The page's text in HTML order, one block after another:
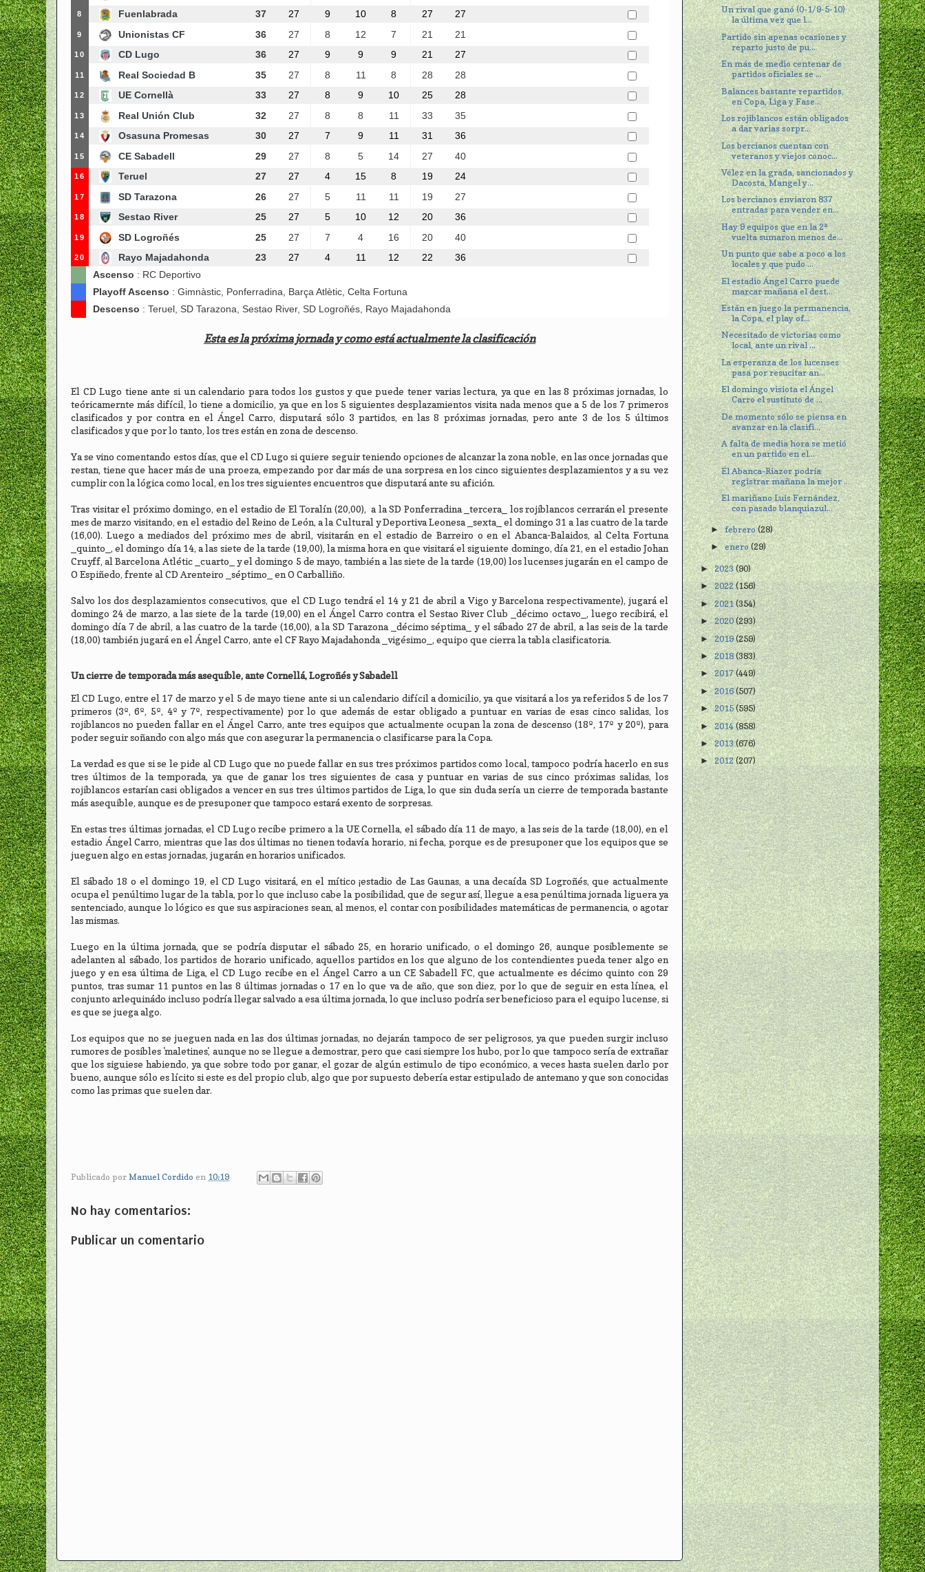
8 Fuenlabrada 37 27 9 10 8 27 27
9 Unionistas CF 36 27 8 12 7 21 21
10 CD Lugo 36 27 9 9 9 21 27
11 Real Sociedad B 35 27 8 11 8 28 28
12 UE Cornellà 33 27 8 9 10 25 28
13 Real Unión Club 32 27 8 8 11 33 35
14 Osasuna Promesas 30 27 7 9 11 31 36
15 CE Sabadell 29 27 8 5 14 27 40
16 Teruel 27 27 4 15 8 19 24
17 SD Tarazona 26 27 5 11 11 19 27
18 Sestao River 25 27 5 10 12 20 36
19 SD Logroñés 25 27 7 4 16 20 40
20 Rayo Majadahonda 23 27 4 11 12 22
36
Ascenso : RC Deportivo
Playoff Ascenso : Gimnàstic, Ponferradina, Barça Atlètic, Celta Fortuna
Descenso : Teruel, SD Tarazona, Sestao River, SD Logroñés, Rayo Majadahonda
Esta es la próxima jornada y como está actualmente la clasificación
El CD Lugo tiene ante si un calendario para todos los gustos y que puede tener varias lectura, ya que en las 8 próximas jornadas, lo
teóricamernte más difícil, lo tiene a domicilio, ya que en los 5 siguientes desplazamientos visita nada menos que a 5 de los 7 primeros
clasificados y por contra en el Ángel Carro, disputará sólo 3 partidos, en las 8 próximas jornadas, pero ante 3 de los 5 últimos
clasificados y que por lo tanto, los tres están en zona de descenso.
Ya se vino comentando estos días, que el CD Lugo si quiere seguir teniendo opciones de alcanzar la zona noble, en las once jornadas que
restan, tiene que hacer más de una proeza, empezando por dar más de una sorpresa en los cinco siguientes desplazamientos y a su vez
cumplir con la lógica como local, en los tres siguientes encuentros que disputará ante su afición.
Tras visitar el próximo domingo, en el estadio de El Toralín (20,00), a la SD Ponferradina _tercera_ los rojiblancos cerrarán el presente
mes de marzo visitando, en el estadio del Reino de León, a la Cultural y Deportiva Leonesa _sexta_ el domingo 31 a las cuatro de la tarde
(16,00). Luego a mediados del próximo mes de abril, visitarán en el estadio de Barreiro o en el Abanca-Balaidos, al Celta Fortuna
_quinto_, el domingo día 14, a las siete de la tarde (19,00), la misma hora en que visitará el siguiente domingo, día 21, en el estadio Johan
Cruyff, al Barcelona Atlétic _cuarto_ y el domingo 5 de mayo, también a las siete de la tarde (19,00) los lucenses jugarán en el campo de
O Espiñedo, frente al CD Arenteiro _séptimo_ en O Carballiño.
Salvo los dos desplazamientos consecutivos, que el CD Lugo tendrá el 14 y 21 de abril a Vigo y Barcelona respectivamente), jugará el
domingo 24 de marzo, a las siete de la tarde (19,00) en el Ángel Carro contra el Sestao River Club _décimo octavo_, luego recibirá, el
domingo día 7 de abril, a las cuatro de la tarde (16,00), a la SD Tarazona _décimo séptima_ y el sábado 27 de abril, a las seis de la tarde
(18,00) también jugará en el Ángel Carro, ante el CF Rayo Majadahonda _vigésimo_, equipo que cierra la tabla clasificatoria.
Un cierre de temporada más asequible, ante Cornellá, Logroñés y Sabadell
El CD Lugo, entre el 17 de marzo y el 5 de mayo tiene ante si un calendario difícil a domicilio, ya que visitará a los ya referidos 5 de los 7
primeros (3º, 6º, 5º, 4º y 7º, respectivamente) por lo que además de estar obligado a puntuar en varias de esas cinco salidas, los
rojiblancos no pueden fallar en el Ángel Carro, ante tres equipos que actualmente ocupan la zona de descenso (18º, 17º y 20º), para
poder seguir soñando con algo más que con asegurar la permanencia o clasificarse para la Copa.
La verdad es que si se le pide al CD Lugo que no puede fallar en sus tres próximos partidos como local, tampoco podría hacerlo en sus
tres últimos de la temporada, ya que de ganar los tres siguientes de casa y puntuar en varias de sus cinco próximas salidas, los
rojiblancos estarían casi obligados a vencer en sus tres últimos partidos de Liga, lo que sin duda sería un cierre de temporada bastante
más asequible, aunque es de presuponer que tampoco estará exento de sorpresas.
En estas tres últimas jornadas, el CD Lugo recibe primero a la UE Cornella, el sábado día 11 de mayo, a las seis de la tarde (18,00), en el
estadio Ángel Carro, mientras que las dos últimas no tienen todavía horario, ni fecha, porque es de presuponer que los equipos que se
jueguen algo en estas jornadas, jugarán en horarios unificados.
El sábado 18 o el domingo 19, el CD Lugo visitará, en el mítico ¡estadio de Las Gaunas, a una decaída SD Logroñés, que actualmente
ocupa el penúltimo lugar de la tabla, por lo que incluso cabe la posibilidad, que de segur así, llegue a esa penúltima jornada liguera ya
sentenciado, aunque lo lógico es que sus aspiraciones sean, al menos, el contar con posibilidades matemáticas de permanencia, o agotar
las mismas.
Luego en la última jornada, que se podría disputar el sábado 25, en horario unificado, o el domingo 26, aunque posiblemente se
adelanten al sábado, los partidos de horario unificado, aquellos partidos en los que alguno de los contendientes pueda tener algo en
juego y en esa última de Liga, el CD Lugo recibe en el Ángel Carro a un CE Sabadell FC, que actualmente es décimo quinto con 29
puntos, tras sumar 11 puntos en las 8 últimas jornadas o 17 en lo que va de año, que son diez, por lo que de seguir en esta línea, el
conjunto arlequinádo incluso podría llegar salvado a esa última jornada, lo que incluso podría ser beneficioso para el equipo lucense, si
es que se juega algo.
Los equipos que no se jueguen nada en las dos últimas jornadas, no dejarán tampoco de ser peligrosos, ya que pueden surgir incluso
rumores de posibles 'maletines', aunque no se llegue a demostrar, pero que casi siempre los hubo, por lo que tampoco sería de extrañar
que los siguiese habiendo, ya que sobre todo por ganar, el gozar de algún estimulo de tipo económico, a veces hasta suelen darlo por
bueno, aunque sólo es lícito si este es del propio club, algo que por supuesto debería estar estipulado de antemano y que son conocidas
como las primas que suelen dar.
Publicado por Manuel Cordido en 10:19
No hay comentarios:
Publicar un comentario
Un rival que ganó (0-1/9-5-10)
la última vez que l...
Partido sin apenas ocasiones y
reparto justo de pu...
En más de medio centenar de
partidos oficiales se ...
Balances bastante repartidos,
en Copa, Liga y Fase...
Los rojiblancos están obligados
a dar varias sorpr...
Los bercianos cuentan con
veteranos y viejos conoc...
Vélez en la grada, sancionados y
Dacosta, Mangel y...
Los bercianos enviaron 837
entradas para vender en...
Hay 9 equipos que en la 2ª
vuelta sumaron menos de...
Un punto que sabe a poco a los
locales y que pudo ...
El estadio Ángel Carro puede
marcar mañana el dest...
Están en juego la permanencia,
la Copa, el play of...
Necesitado de victorias como
local, ante un rival ...
La esperanza de los lucenses
pasa por resucitar an...
El domingo visiota el Ángel
Carro el sustituto de ...
De momento sólo se piensa en
avanzar en la clasifi...
A falta de media hora se metió
en un partido en el...
El Abanca-Riazor podría
registrar mañana la mejor ...
El mariñano Luis Fernández,
con pasado blanquiazul...
►febrero(28)
►enero(29)
►2023(90)
►2022(156)
►2021(354)
►2020(293)
►2019(259)
►2018(383)
►2017(449)
►2016(507)
►2015(595)
►2014(858)
►2013(676)
►2012(207)